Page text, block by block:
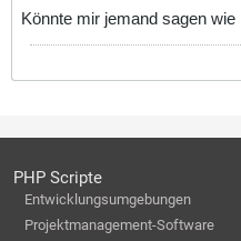
Könnte mir jemand sagen wie
PHP Scripte
Entwicklungsumgebungen
Projektmanagement-Software